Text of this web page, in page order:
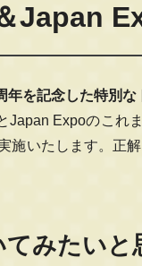
Japan
を記念した特別な
Expoのこれ
施いたします。正
みたい